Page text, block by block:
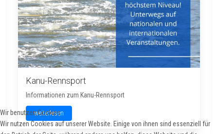
Kanu-Rennsport
Informationen zum Kanu-Rennsport
weiterlesen
Wir benutzen Cookies
Wir nutzen Cookies auf unserer Website. Einige von ihnen sind essenziell für